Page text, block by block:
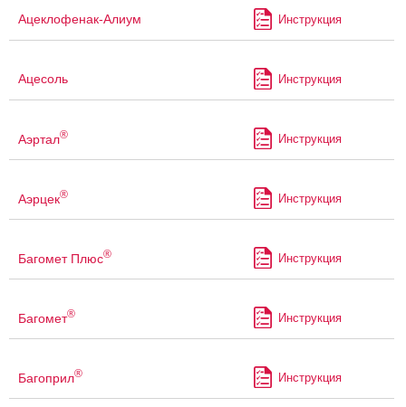
Ацеклофенак-Алиум Инструкция
Ацесоль Инструкция
Аэртал® Инструкция
Аэрцек® Инструкция
Багомет Плюс® Инструкция
Багомет® Инструкция
Багоприл® Инструкция